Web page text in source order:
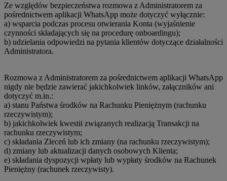
Ze względów bezpieczeństwa rozmowa z Administratorem za
pośrednictwem aplikacji WhatsApp może dotyczyć wyłącznie:
a) wsparcia podczas procesu otwierania Konta (wyjaśnienie
czynności składających się na procedurę onboardingu);
b) udzielania odpowiedzi na pytania klientów dotyczące działalności
Administratora.
Rozmowa z Administratorem za pośrednictwem aplikacji WhatsApp
nigdy nie będzie zawierać jakichkolwiek linków, załączników ani
dotyczyć m.in.:
a) stanu Państwa środków na Rachunku Pieniężnym (rachunku
rzeczywistym);
b) jakichkolwiek kwestii związanych realizacją Transakcji na
rachunku rzeczywistym;
c) składania Zleceń lub ich zmiany (na rachunku rzeczywistym);
d) zmiany lub aktualizacji danych osobowych Klienta;
e) składania dyspozycji wpłaty lub wypłaty środków na Rachunek
Pieniężny (rachunek rzeczywisty).